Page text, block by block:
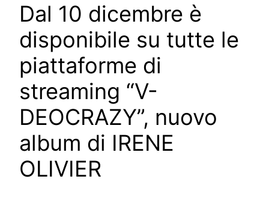
Dal 10 dicembre è
disponibile su tutte le
piattaforme di
streaming “V-
DEOCRAZY”, nuovo
album di IRENE
OLIVIER